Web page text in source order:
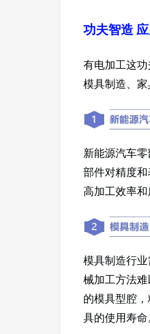
功夫智造
有电加工这
模具制造、家
新能源汽车
部件对精度
高加工效率和
模具制造行
械加工方法
的模具型腔
具的使用寿命